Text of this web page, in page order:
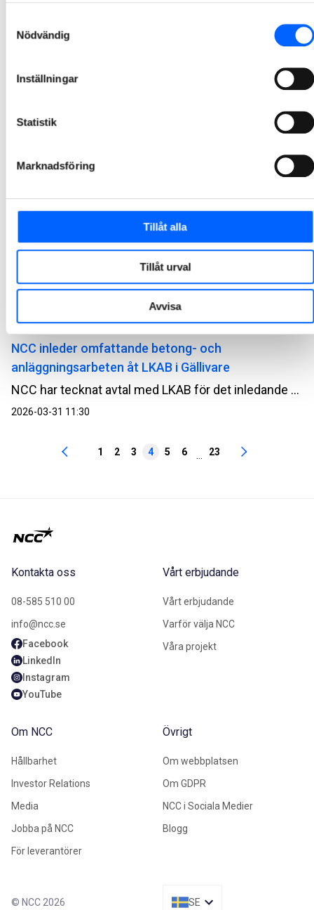
Nödvändig
Inställningar
Statistik
Marknadsföring
Tillåt alla
Tillåt urval
Avvisa
NCC:s årsredovisning och hållbarhetsredovisning för 2025 finns nu tillgänglig.
NCC ska i samverkan med Nordvästra Skånes Vatten och Avlopp (NSVA) rusta upp och modernisera Landskrona vattentorn. I ett första skede har parterna tillsammans projekterat och planerat projektet, som nu övergår i byggfas. Uppdraget är en totalentreprenad i samverkan och ordervärdet är cirka 70 MSEK.
NCC har fått i uppdrag av Gästrike Vatten att bygga ett nytt vattenverk i Mon i Skutskär. Projektet är en del av arbetet med att stärka vattenförsörjningen i Gävle och Älvkarleby kommuner. Ordervärdet uppgår till cirka 650 MSEK.
Kallelse till NCC AB:s årsstämma 2026
Årsstämman i NCC AB äger rum på SPACE, Sergelgatan 2, Stockholm, tisdagen den 5 maj 2026, kl. 15.30.
NCC inleder omfattande betong- och
anläggningsarbeten åt LKAB i Gällivare
NCC har tecknat avtal med LKAB för det inledande arbetet av det nya sovringsverket i Vitåfors, Gällivare. Ordervärdet uppgår till cirka 650 MSEK och omfattar betong- och anläggningsarbeten.
2026-03-31 11:30
1 2 3 4 5 6 23
Kontakta oss
08-585 510 00
info@ncc.se
Facebook
LinkedIn
Instagram
YouTube
Vårt erbjudande
Vårt erbjudande
Varför välja NCC
Våra projekt
Om NCC
Hållbarhet
Investor Relations
Media
Jobba på NCC
För leverantörer
Övrigt
Om webbplatsen
Om GDPR
NCC i Sociala Medier
Blogg
© NCC 2026 SE